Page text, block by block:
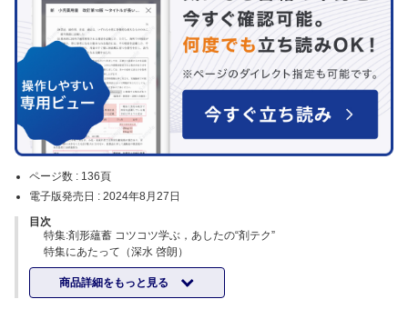
ページ数 : 136頁
電子版発売日 : 2024年8月27日
目次
特集:剤形蘊蓄 コツコツ学ぶ，あしたの“剤テク”
特集にあたって（深水 啓朗）
直面する疑問から学ぶ「経口剤」の剤テク
【錠剤】
・錠剤を粉砕するとどのくらいロスするの？（吉田 直樹 ほか）
商品詳細をもっと見る